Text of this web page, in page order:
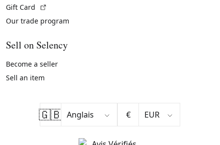
Gift Card
Our trade program
Sell on Selency
Become a seller
Sell an item
🇬🇧 €